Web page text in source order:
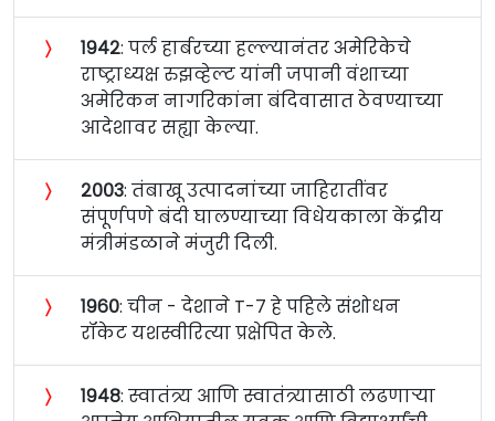
〉 १९४२: पर्ल हार्बरच्या हल्ल्यानंतर अमेरिकेचे
राष्ट्राध्यक्ष रुझव्हेल्ट यांनी जपानी वंशाच्या
अमेरिकन नागरिकांना बंदिवासात ठेवण्याच्या
आदेशावर सह्या केल्या.
〉 २००३: तंबाखू उत्पादनांच्या जाहिरातींवर
संपूर्णपणे बंदी घालण्याच्या विधेयकाला केंद्रीय
मंत्रीमंडळाने मंजुरी दिली.
〉 १९६०: चीन - देशाने T-7 हे पहिले संशोधन
रॉकेट यशस्वीरित्या प्रक्षेपित केले.
〉 १९४८: स्वातंत्र्य आणि स्वातंत्र्यासाठी लढणाऱ्या